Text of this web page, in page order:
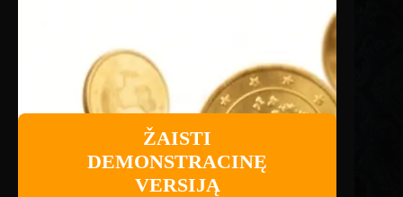
ŽAISTI
DEMONSTRACINĘ
VERSIJĄ